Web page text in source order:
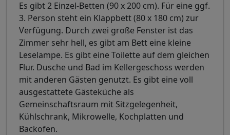
Es gibt 2 Einzel-Betten (90 x 200 cm). Für eine ggf.
3. Person steht ein Klappbett (80 x 180 cm) zur
Verfügung. Durch zwei große Fenster ist das
Zimmer sehr hell, es gibt am Bett eine kleine
Leselampe. Es gibt eine Toilette auf dem gleichen
Flur. Dusche und Bad im Kellergeschoss werden
mit anderen Gästen genutzt. Es gibt eine voll
ausgestattete Gästeküche als
Gemeinschaftsraum mit Sitzgelegenheit,
Kühlschrank, Mikrowelle, Kochplatten und
Backofen.